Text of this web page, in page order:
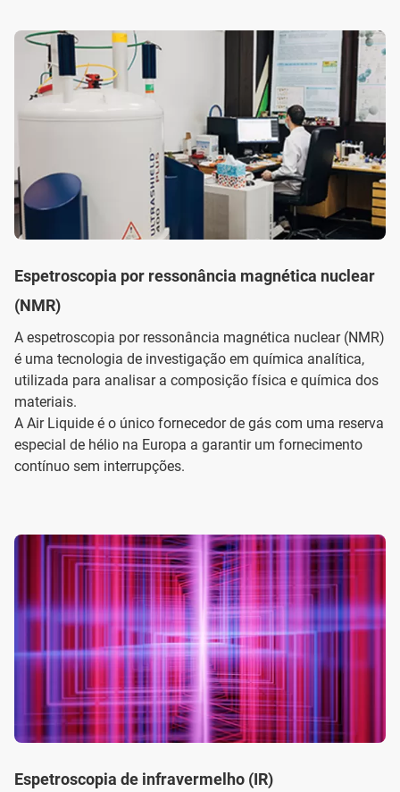
Espetroscopia por ressonância magnética nuclear
(NMR)
A espetroscopia por ressonância magnética nuclear (NMR)
é uma tecnologia de investigação em química analítica,
utilizada para analisar a composição física e química dos
materiais.
A Air Liquide é o único fornecedor de gás com uma reserva
especial de hélio na Europa a garantir um fornecimento
contínuo sem interrupções.
Espetroscopia de infravermelho (IR)